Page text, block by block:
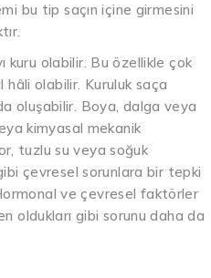
bu tip saçın içine girmesini
kuru olabilir. Bu özellikle çok
hâli olabilir. Kuruluk saça
oluşabilir. Boya, dalga veya
kimyasal mekanik
tuzlu su veya soğuk
çevresel sorunlara bir tepki
ve çevresel faktörler
oldukları gibi sorunu daha da